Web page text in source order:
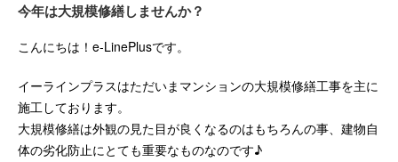
今年は大規模修繕しませんか？
こんにちは！e-LinePlusです。
イーラインプラスはただいまマンションの大規模修繕工事を主に
施工しております。
大規模修繕は外観の見た目が良くなるのはもちろんの事、建物自
体の劣化防止にとても重要なものなのです♪